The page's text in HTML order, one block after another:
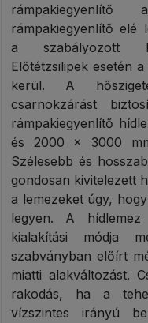
rámpakiegyenlítő elé
a szabályozott
Előtétzsilipek esetén
kerül. A
csarnokzárást
rámpakiegyenlítő
és 2000 × 3000
Szélesebb és
gondosan kivitelezett
a lemezeket úgy,
legyen. A
kialakítási módja
szabványban előírt
miatti alakváltozást.
rakodás, ha a
vízszintes irányú